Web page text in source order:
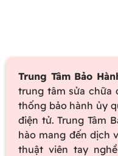
Trung Tâm Bảo
trung tâm sửa chữa
thống bảo hành ủy
điện tử. Trung Tâm
hào mang đến dịch
thuật viên tay